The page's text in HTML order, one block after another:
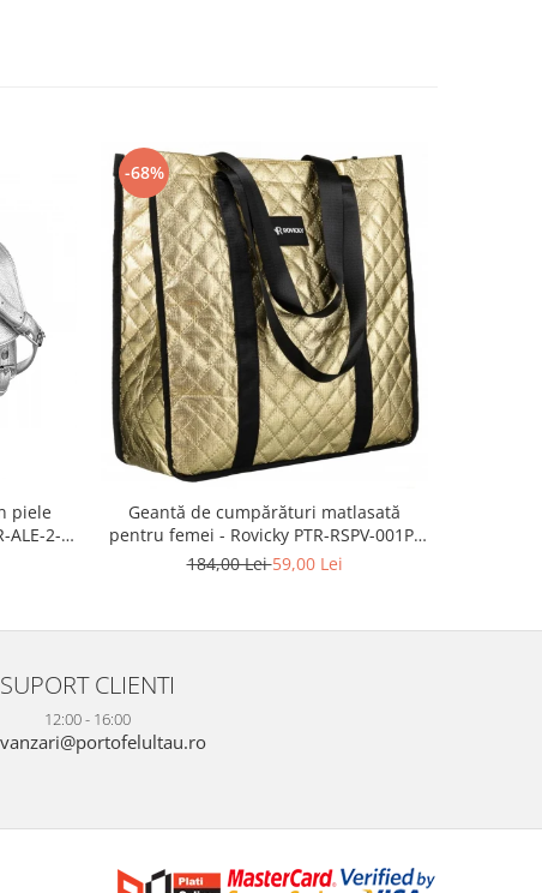
piele
ALE-2-
-68%
Geantă de cumpărături matlasată
pentru femei - Rovicky PTR-RSPV-001P-
5277 GOLD
184,00 Lei59,00 Lei
SUPORT CLIENTI
12:00 - 16:00
vanzari@portofelultau.ro